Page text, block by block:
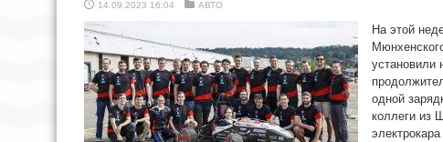
14.09.2023 16:04 АВТО
На этой
установили
одной
коллеги из